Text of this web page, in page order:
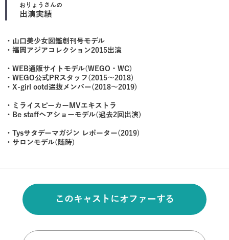
おりょう さんの
出演実績
・山口美少女図鑑創刊号モデル
・福岡アジアコレクション2015出演
・WEB通販サイトモデル(WEGO・WC)
・WEGO公式PRスタッフ(2015〜2018)
・X-girl ootd選抜メンバー(2018〜2019)
・ミライスピーカーMVエキストラ
・Be staffヘアショーモデル(過去2回出演)
・Tysサタデーマガジン レポーター(2019)
・サロンモデル(随時)
このキャストにオファーする